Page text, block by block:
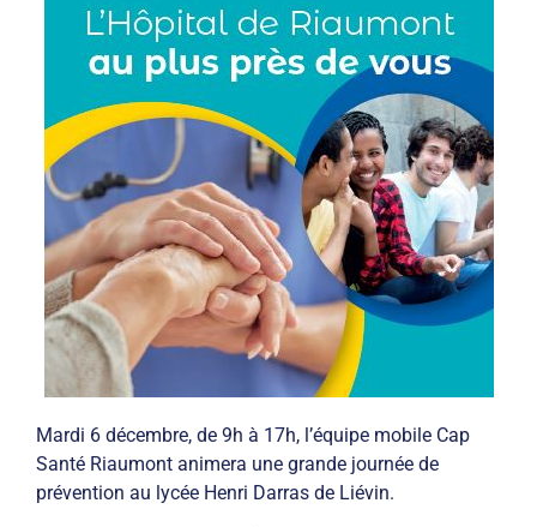
Mardi 6 décembre, de 9h à 17h, l’équipe mobile Cap
Santé Riaumont animera une grande journée de
prévention au lycée Henri Darras de Liévin.